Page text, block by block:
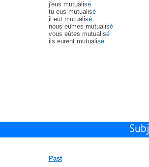
j'eus mutualisé
tu eus mutualisé
il eut mutualisé
nous eûmes mutualisé
vous eûtes mutualisé
ils eurent mutualisé
Past